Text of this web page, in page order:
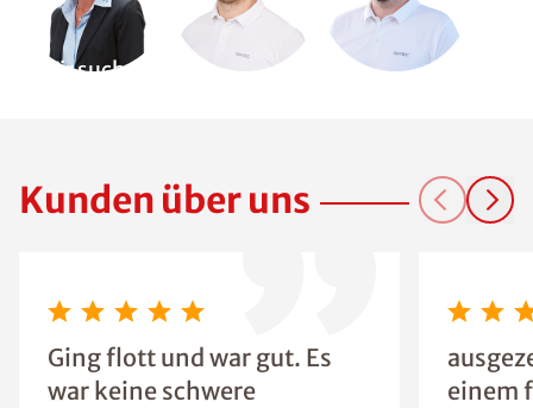
Wir suchen
Kunden über uns
Ging flott und war gut. Es
war keine schwere
einem